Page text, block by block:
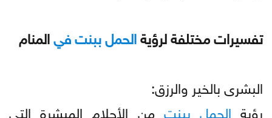
تفسيرات مختلفة لرؤيةالحملببنتفيالمنام
البشرى بالخير والرزق:
رؤية الحمل ببنت من الأحلام المبشرة التي